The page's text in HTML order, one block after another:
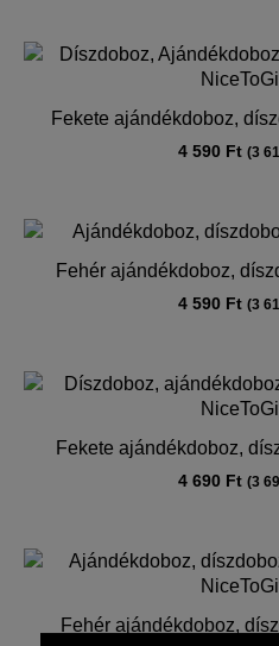
Fekete ajándékdoboz,
4 590 Ft (3
Fehér ajándékdoboz,
4 590 Ft (3
Fekete ajándékdoboz,
4 690 Ft (3
Fehér ajándékdoboz,